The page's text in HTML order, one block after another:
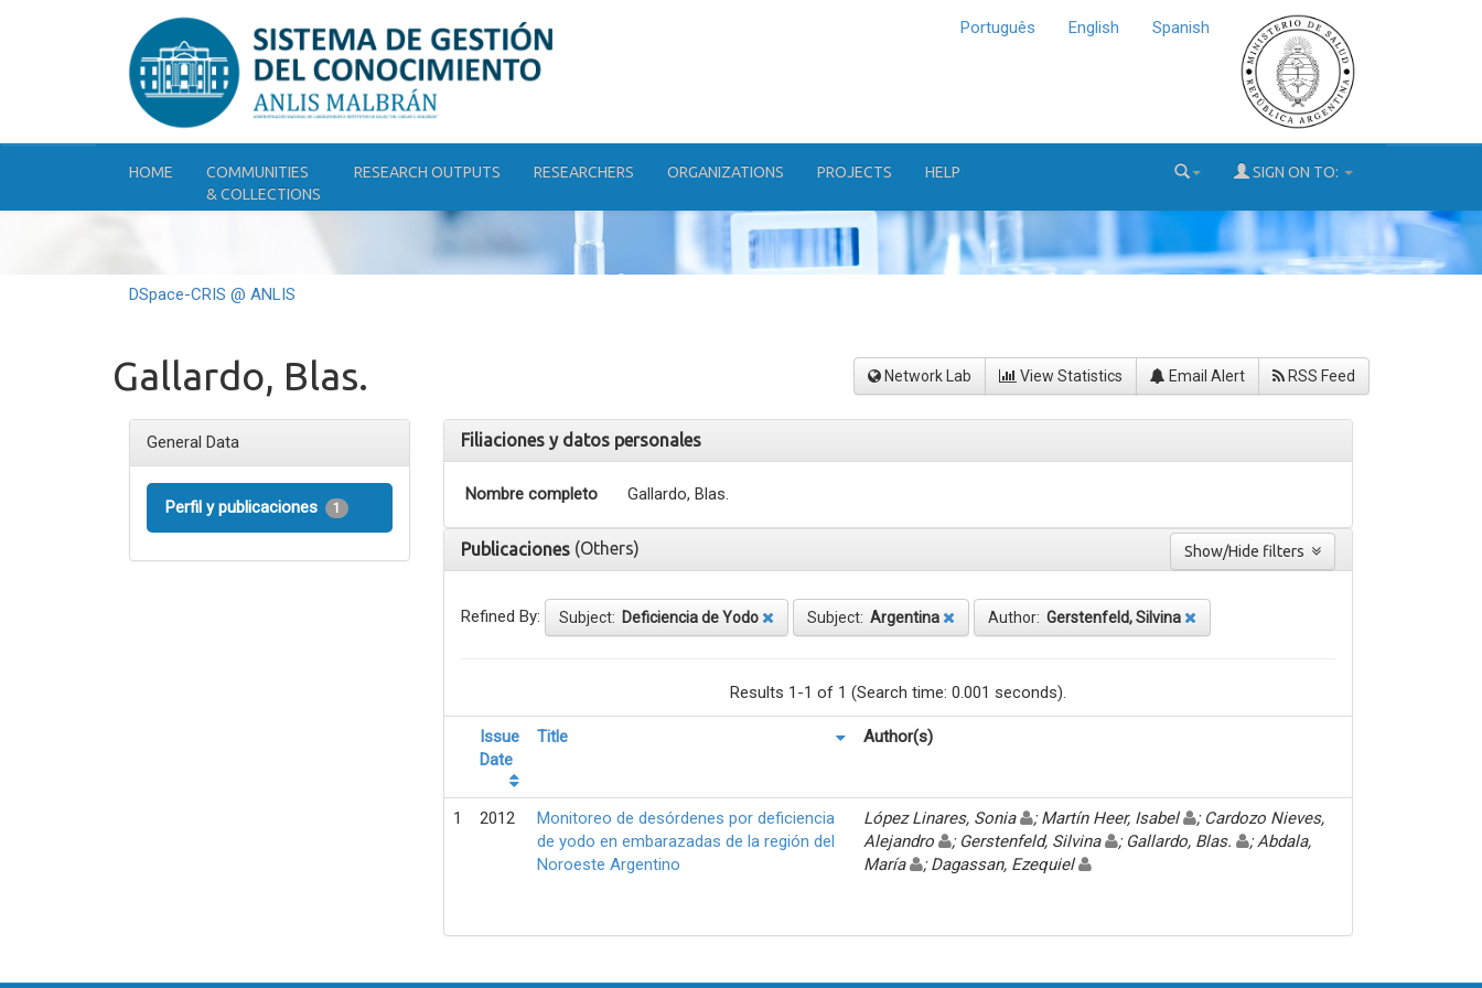
Português English Spanish
HOME
COMMUNITIES
& COLLECTIONS
RESEARCH OUTPUTS RESEARCHERS ORGANIZATIONS PROJECTS HELP SIGN ON TO:
DSpace-CRIS @ ANLIS
Gallardo, Blas. Network Lab View Statistics Email Alert RSS Feed
General Data
Perfil y publicaciones 1
Filiaciones y datos personales
Nombre completo Gallardo, Blas.
Publicaciones (Others)
Refined By: Subject: Deficiencia de Yodo Subject: Argentina Author: Gerstenfeld, Silvina
Results 1-1 of 1 (Search time: 0.001 seconds).
Issue
Date
Title Author(s)
1 2012
Monitoreo de desórdenes por deficiencia
de yodo en embarazadas de la región del
Noroeste Argentino
López Linares, Sonia ; Martín Heer, Isabel
; Cardozo Nieves,
Alejandro
; Gerstenfeld, Silvina ; Gallardo, Blas.
; Abdala,
María
; Dagassan, Ezequiel